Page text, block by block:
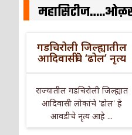
महासिटीज…..ओळख
गडचिरोली जिल्ह्यातील
आदिवासींचे ‘ढोल’ नृत्य
राज्यातील गडचिरोली जिल्ह्यात
आदिवासी लोकांचे 'ढोल' हे
आवडीचे नृत्य आहे ...